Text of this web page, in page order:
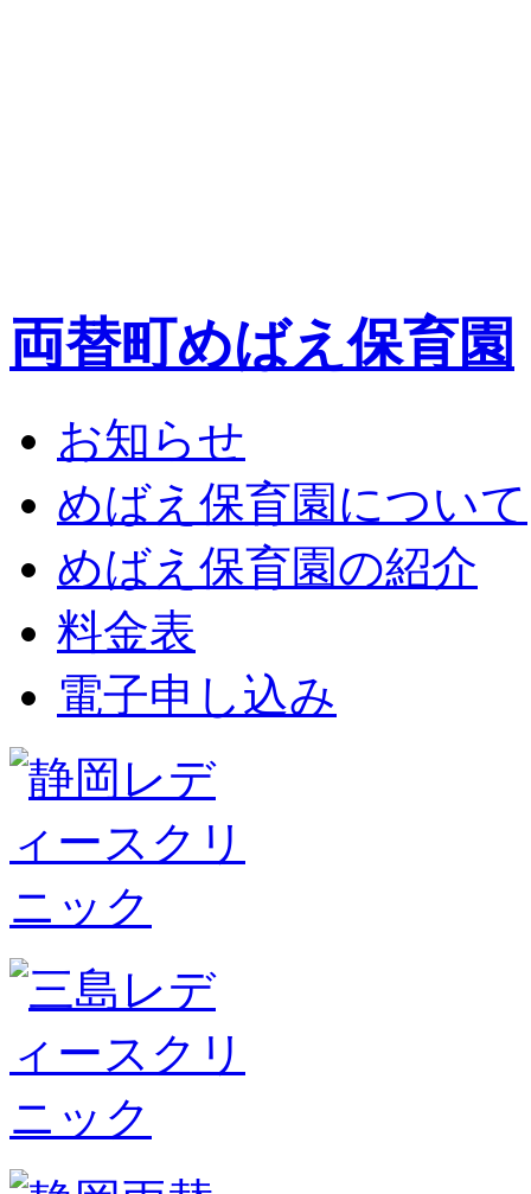
両替町めばえ保育園
お知らせ
めばえ保育園について
めばえ保育園の紹介
料金表
電子申し込み